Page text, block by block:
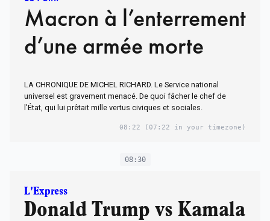
Macron à l’enterrement
d’une armée morte
LA CHRONIQUE DE MICHEL RICHARD. Le Service national
universel est gravement menacé. De quoi fâcher le chef de
l’État, qui lui prêtait mille vertus civiques et sociales.
08:22 (07:22 in your timezone)
08:30
L'Express
Donald Trump vs Kamala